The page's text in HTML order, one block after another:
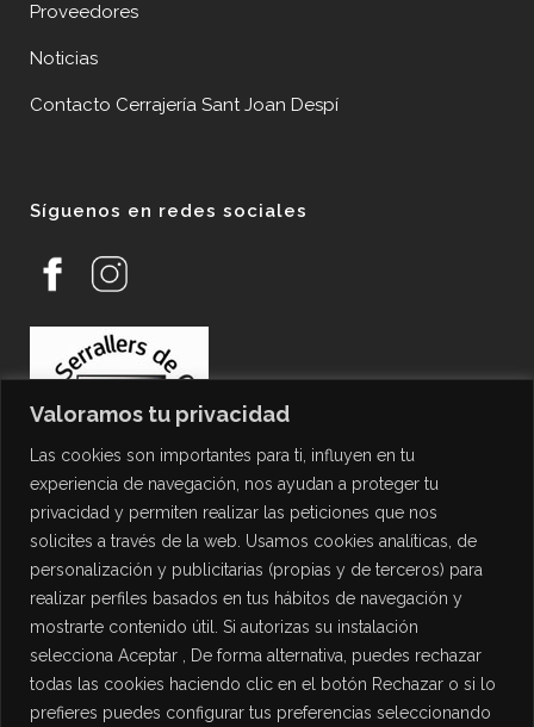
Valoramos tu privacidad
Las cookies son importantes para ti, influyen en tu
experiencia de navegación, nos ayudan a proteger tu
privacidad y permiten realizar las peticiones que nos
solicites a través de la web. Usamos cookies analíticas, de
personalización y publicitarias (propias y de terceros) para
realizar perfiles basados en tus hábitos de navegación y
mostrarte contenido útil. Si autorizas su instalación
selecciona Aceptar , De forma alternativa, puedes rechazar
todas las cookies haciendo clic en el botón Rechazar o si lo
prefieres puedes configurar tus preferencias seleccionando
Proveedores
Noticias
Contacto Cerrajería Sant Joan Despí
Síguenos en redes sociales
PROTECCIÓN DE DATOS
Política de Privacidad
Política de Cookies
Aviso Legal